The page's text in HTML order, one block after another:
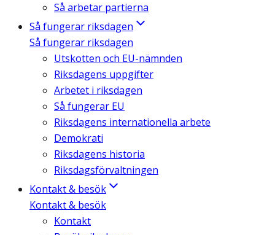
Så arbetar partierna
Så fungerar riksdagen
Så fungerar riksdagen
Utskotten och EU-nämnden
Riksdagens uppgifter
Arbetet i riksdagen
Så fungerar EU
Riksdagens internationella arbete
Demokrati
Riksdagens historia
Riksdagsförvaltningen
Kontakt & besök
Kontakt & besök
Kontakt